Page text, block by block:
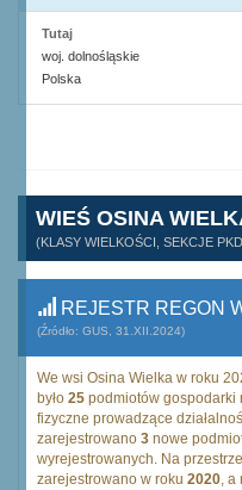
Tutaj
woj. dolnośląskie
Polska
WIEŚ OSINA
(KLASY WIELKOŚCI, SEKCJE
REJESTR REGON
(Źródło: GUS, 31.XII.2024)
We wsi Osina Wielka w roku
było 25 podmiotów gospodarki
fizyczne prowadzące
zarejestrowano 3 nowe
wyrejestrowanych. Na
zarejestrowano w roku 2020, a